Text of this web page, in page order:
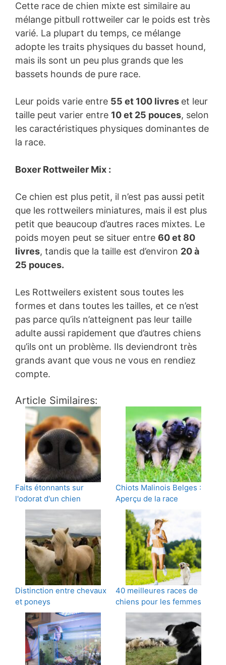
Cette race de chien mixte est similaire au
mélange pitbull rottweiler car le poids est très
varié. La plupart du temps, ce mélange
adopte les traits physiques du basset hound,
mais ils sont un peu plus grands que les
bassets hounds de pure race.
Leur poids varie entre 55 et 100 livres et leur
taille peut varier entre 10 et 25 pouces, selon
les caractéristiques physiques dominantes de
la race.
Boxer Rottweiler Mix :
Ce chien est plus petit, il n’est pas aussi petit
que les rottweilers miniatures, mais il est plus
petit que beaucoup d’autres races mixtes. Le
poids moyen peut se situer entre 60 et 80
livres, tandis que la taille est d’environ 20 à
25 pouces.
Les Rottweilers existent sous toutes les
formes et dans toutes les tailles, et ce n’est
pas parce qu’ils n’atteignent pas leur taille
adulte aussi rapidement que d’autres chiens
qu’ils ont un problème. Ils deviendront très
grands avant que vous ne vous en rendiez
compte.
Article Similaires:
Faits étonnants sur
l'odorat d'un chien
Chiots Malinois Belges :
Aperçu de la race
Distinction entre chevaux
et poneys
40 meilleures races de
chiens pour les femmes